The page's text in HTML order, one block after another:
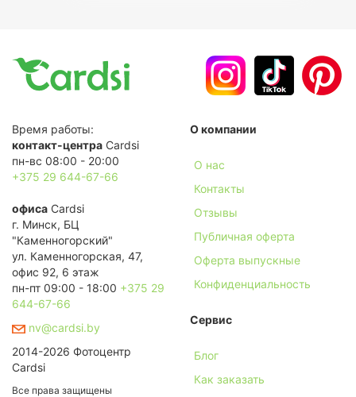
Время работы:
контакт-центра Cardsi
пн-вс 08:00 - 20:00
+375 29 644-67-66
офиса Cardsi
г. Минск, БЦ
"Каменногорский"
ул. Каменногорская, 47,
офис 92, 6 этаж
пн-пт 09:00 - 18:00 +375 29
644-67-66
nv@cardsi.by
2014-2026 Фотоцентр
Cardsi
Все права защищены
О компании
О нас
Контакты
Отзывы
Публичная оферта
Оферта выпускные
Конфиденциальность
Сервис
Блог
Как заказать